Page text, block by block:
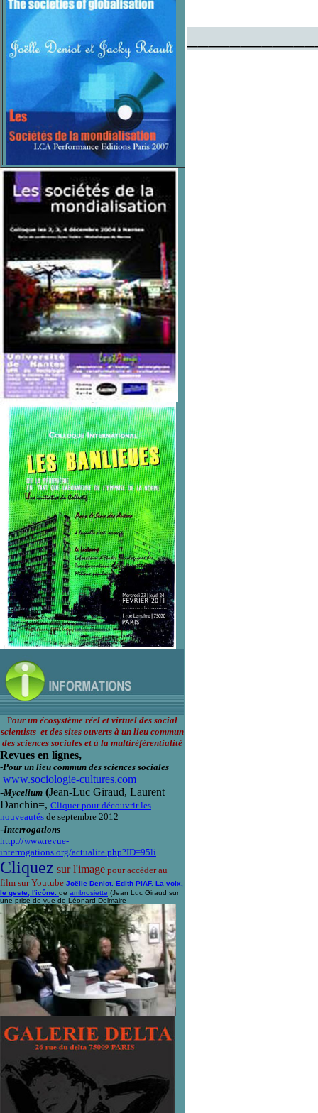
Pour un écosystème réel et virtuel des social
scientists et des sites ouverts à un lieu commun
des sciences sociales et à la multiréférentialité
Revues en lignes,
-Pour un lieu commun des sciences sociales
www.sociologie-cultures.com
-Mycelium (Jean-Luc Giraud, Laurent
Danchin=, Cliquer pour découvrir les
nouveautés de septembre 2012
-Interrogations
http://www.revue-
interrogations.org/actualite.php?ID=95li
Cliquez sur l'image pour accéder au
film sur Youtube Joëlle Deniot. Edith PIAF. La voix,
le geste, l'icône. de ambrosiette (Jean Luc Giraud sur
une prise de vue de Léonard Delmaire